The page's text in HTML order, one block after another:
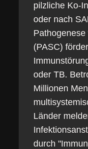
pilzliche Ko-
oder nach
(PASC)
oder TB.
Millionen
Länder
durch